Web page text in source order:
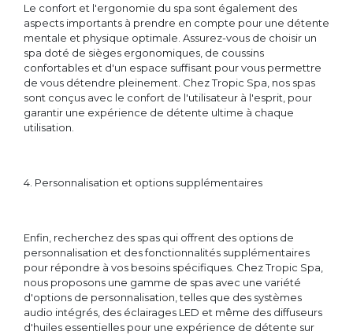
Le confort et l'ergonomie du spa sont également des
aspects importants à prendre en compte pour une détente
mentale et physique optimale. Assurez-vous de choisir un
spa doté de sièges ergonomiques, de coussins
confortables et d'un espace suffisant pour vous permettre
de vous détendre pleinement. Chez Tropic Spa, nos spas
sont conçus avec le confort de l'utilisateur à l'esprit, pour
garantir une expérience de détente ultime à chaque
utilisation.
4. Personnalisation et options supplémentaires
Enfin, recherchez des spas qui offrent des options de
personnalisation et des fonctionnalités supplémentaires
pour répondre à vos besoins spécifiques. Chez Tropic Spa,
nous proposons une gamme de spas avec une variété
d'options de personnalisation, telles que des systèmes
audio intégrés, des éclairages LED et même des diffuseurs
d'huiles essentielles pour une expérience de détente sur